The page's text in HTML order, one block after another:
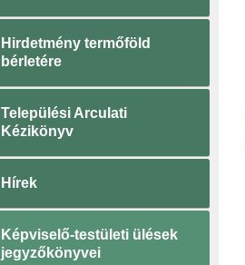
Hirdetmény termőföld
bérletére
Települési Arculati
Kézikönyv
Hírek
Képviselő-testületi ülések
jegyzőkönyvei